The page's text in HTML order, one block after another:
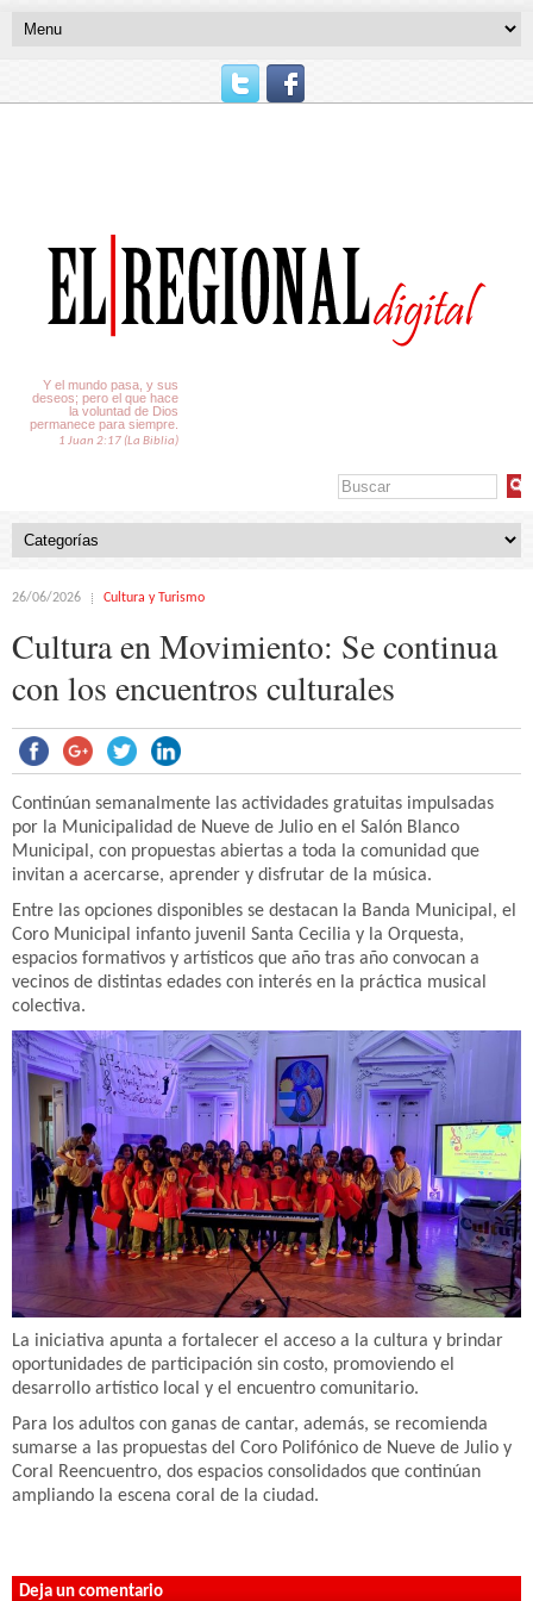
Y el mundo pasa, y sus
deseos; pero el que hace
la voluntad de Dios
permanece para siempre.
1 Juan 2:17 (La Biblia)
26/06/2026 Cultura y Turismo
Cultura en Movimiento: Se continua
con los encuentros culturales
Continúan semanalmente las actividades gratuitas impulsadas
por la Municipalidad de Nueve de Julio en el Salón Blanco
Municipal, con propuestas abiertas a toda la comunidad que
invitan a acercarse, aprender y disfrutar de la música.
Entre las opciones disponibles se destacan la Banda Municipal, el
Coro Municipal infanto juvenil Santa Cecilia y la Orquesta,
espacios formativos y artísticos que año tras año convocan a
vecinos de distintas edades con interés en la práctica musical
colectiva.
La iniciativa apunta a fortalecer el acceso a la cultura y brindar
oportunidades de participación sin costo, promoviendo el
desarrollo artístico local y el encuentro comunitario.
Para los adultos con ganas de cantar, además, se recomienda
sumarse a las propuestas del Coro Polifónico de Nueve de Julio y
Coral Reencuentro, dos espacios consolidados que continúan
ampliando la escena coral de la ciudad.
Deja un comentario